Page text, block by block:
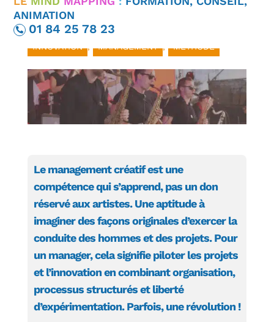
ANIMATION
01 84 25 78 23
13 Mar 2026| APPRENDRE
INNOVATION , MANAGEMENT , MÉTHODE
Le management créatif est une
compétence qui s’apprend, pas un don
réservé aux artistes. Une aptitude à
imaginer des façons originales d’exercer la
conduite des hommes et des projets. Pour
un manager, cela signifie piloter les projets
et l’innovation en combinant organisation,
processus structurés et liberté
d’expérimentation. Parfois, une révolution !